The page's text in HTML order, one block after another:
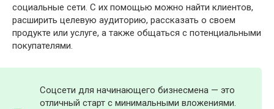
социальные сети. С их помощью можно найти клиентов,
расширить целевую аудиторию, рассказать о своем
продукте или услуге, а также общаться с потенциальными
покупателями.
Соцсети для начинающего бизнесмена — это
отличный старт с минимальными вложениями.